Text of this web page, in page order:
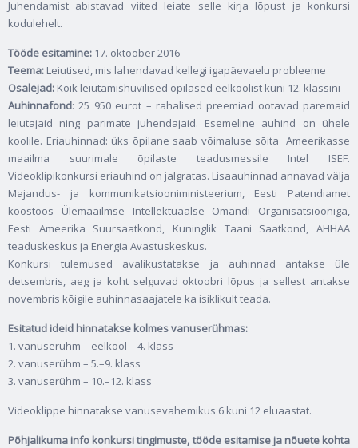
Juhendamist abistavad viited leiate selle kirja lõpust ja konkursi
kodulehelt.
Tööde esitamine: 17. oktoober 2016
Teema: Leiutised, mis lahendavad kellegi igapäevaelu probleeme
Osalejad: Kõik leiutamishuvilised õpilased eelkoolist kuni 12. klassini
Auhinnafond: 25 950 eurot – rahalised preemiad ootavad paremaid
leiutajaid ning parimate juhendajaid. Esemeline auhind on ühele
koolile. Eriauhinnad: üks õpilane saab võimaluse sõita Ameerikasse
maailma suurimale õpilaste teadusmessile Intel ISEF.
Videoklipikonkursi eriauhind on jalgratas. Lisaauhinnad annavad välja
Majandus- ja kommunikatsiooniministeerium, Eesti Patendiamet
koostöös Ülemaailmse Intellektuaalse Omandi Organisatsiooniga,
Eesti Ameerika Suursaatkond, Kuninglik Taani Saatkond, AHHAA
teaduskeskus ja Energia Avastuskeskus.
Konkursi tulemused avalikustatakse ja auhinnad antakse üle
detsembris, aeg ja koht selguvad oktoobri lõpus ja sellest antakse
novembris kõigile auhinnasaajatele ka isiklikult teada.
Esitatud ideid hinnatakse kolmes vanuserühmas:
1. vanuserühm – eelkool – 4. klass
2. vanuserühm – 5.–9. klass
3. vanuserühm – 10.–12. klass
Videoklippe hinnatakse vanusevahemikus 6 kuni 12 eluaastat.
Põhjalikuma info konkursi tingimuste, tööde esitamise ja nõuete kohta